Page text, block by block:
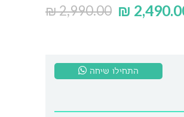
₪2,990.00 ₪
התחילו שיחה